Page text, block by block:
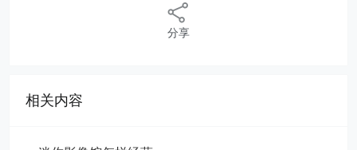
分享
相关内容